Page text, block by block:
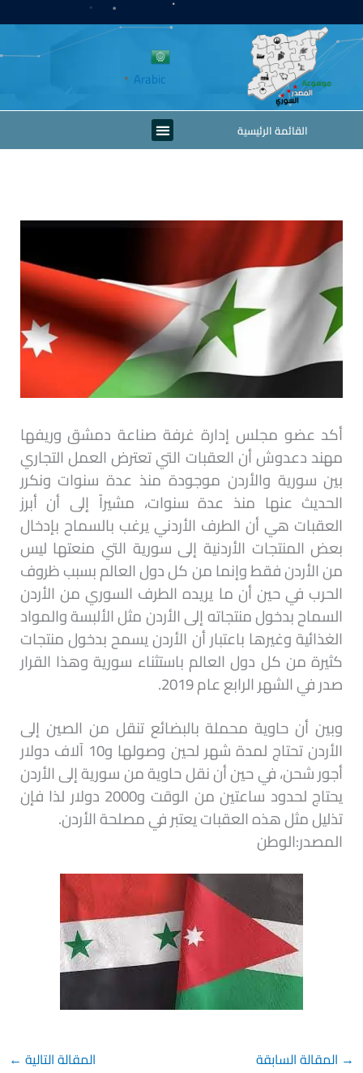
إلى
المحتوى
Arabic
▼
القائمة الرئيسية Menu
أكد عضو مجلس إدارة غرفة صناعة دمشق وريفها
مهند دعدوش أن العقبات التي تعترض العمل التجاري
بين سورية والأردن موجودة منذ عدة سنوات ونكرر
الحديث عنها منذ عدة سنوات، مشيراً إلى أن أبرز
العقبات هي أن الطرف الأردني يرغب بالسماح بإدخال
بعض المنتجات الأردنية إلى سورية التي منعتها ليس
من الأردن فقط وإنما من كل دول العالم بسبب ظروف
الحرب في حين أن ما يريده الطرف السوري من الأردن
السماح بدخول منتجاته إلى الأردن مثل الألبسة والمواد
الغذائية وغيرها باعتبار أن الأردن يسمح بدخول منتجات
كثيرة من كل دول العالم باستثناء سورية وهذا القرار
صدر في الشهر الرابع عام 2019.
وبين أن حاوية محملة بالبضائع تنقل من الصين إلى
الأردن تحتاج لمدة شهر لحين وصولها و10 آلاف دولار
أجور شحن، في حين أن نقل حاوية من سورية إلى الأردن
يحتاج لحدود ساعتين من الوقت و2000 دولار لذا فإن
تذليل مثل هذه العقبات يعتبر في مصلحة الأردن.
المصدر:الوطن
→ المقالة السابقة المقالة التالية ←